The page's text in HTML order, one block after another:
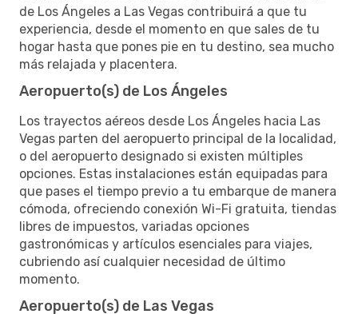
de Los Ángeles a Las Vegas contribuirá a que tu
experiencia, desde el momento en que sales de tu
hogar hasta que pones pie en tu destino, sea mucho
más relajada y placentera.
Aeropuerto(s) de Los Ángeles
Los trayectos aéreos desde Los Ángeles hacia Las
Vegas parten del aeropuerto principal de la localidad,
o del aeropuerto designado si existen múltiples
opciones. Estas instalaciones están equipadas para
que pases el tiempo previo a tu embarque de manera
cómoda, ofreciendo conexión Wi-Fi gratuita, tiendas
libres de impuestos, variadas opciones
gastronómicas y artículos esenciales para viajes,
cubriendo así cualquier necesidad de último
momento.
Aeropuerto(s) de Las Vegas